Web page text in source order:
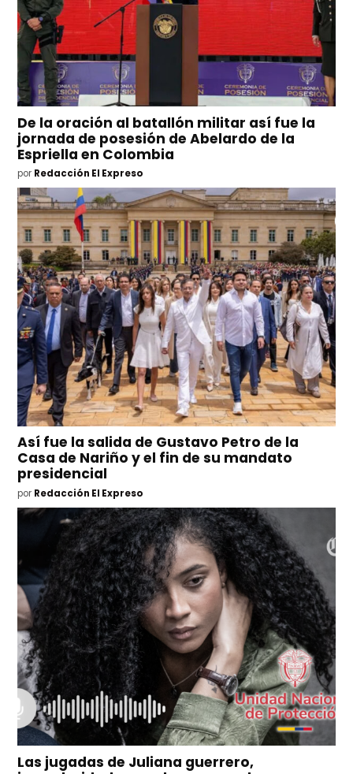
De la oración al batallón militar así fue la
jornada de posesión de Abelardo de la
Espriella en Colombia
por Redacción El Expreso
Así fue la salida de Gustavo Petro de la
Casa de Nariño y el fin de su mandato
presidencial
por Redacción El Expreso
Las jugadas de Juliana guerrero,